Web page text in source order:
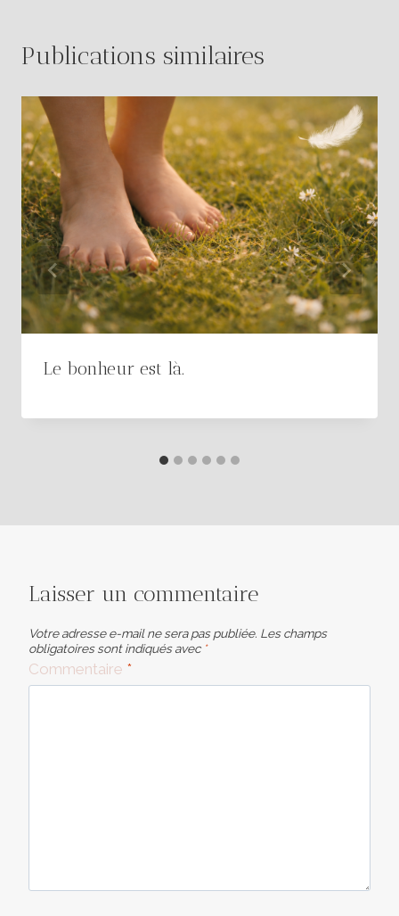
Publications similaires
Le bonheur est là.
Laisser un commentaire
Votre adresse e-mail ne sera pas publiée. Les champs
obligatoires sont indiqués avec *
Commentaire *